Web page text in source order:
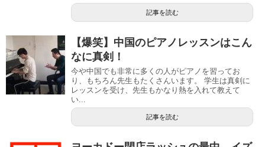
記事を読む
【爆笑】中国のピアノレッスンはこん
なに真剣！
今や中国でも非常に多くの人がピアノを習ってお
り、もちろん先生もたくさんいます。 学生は真剣に
レッスンを受け、先生もかなり熱を入れて教えて
い...
記事を読む